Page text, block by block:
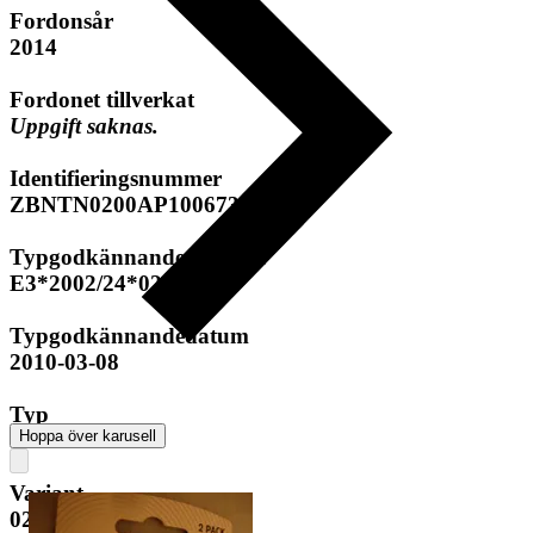
Fordonsår
2014
Fordonet tillverkat
Uppgift saknas.
Identifieringsnummer
ZBNTN0200AP100673
Typgodkännandenummer
E3*2002/24*0259*05
Typgodkännandedatum
2010-03-08
Typ
TN
Variant
02
Hoppa över karusell